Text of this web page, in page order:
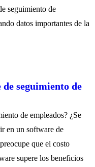
seguimiento de
datos importantes de la
seguimiento de
de empleados? ¿Se
en un software de
que el costo
supere los beneficios